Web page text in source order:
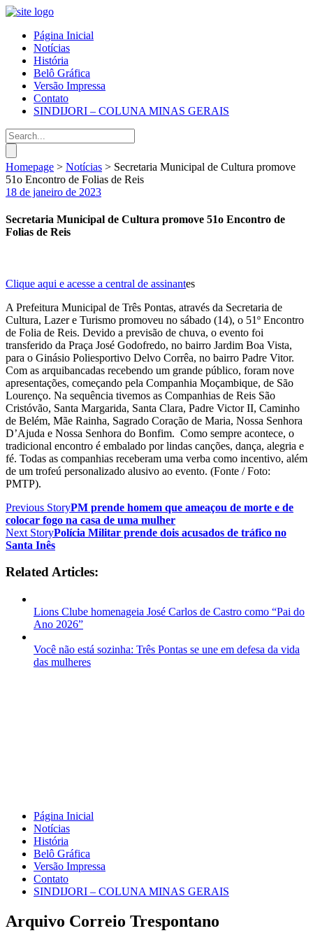
Página Inicial
Notícias
História
Belô Gráfica
Versão Impressa
Contato
SINDIJORI – COLUNA MINAS GERAIS
Homepage > Notícias > Secretaria Municipal de Cultura promove
51o Encontro de Folias de Reis
18 de janeiro de 2023
Secretaria Municipal de Cultura promove 51o Encontro de
Folias de Reis
Clique aqui e acesse a central de assinantes
A Prefeitura Municipal de Três Pontas, através da Secretaria de
Cultura, Lazer e Turismo promoveu no sábado (14), o 51º Encontro
de Folia de Reis. Devido a previsão de chuva, o evento foi
transferido da Praça José Godofredo, no bairro Jardim Boa Vista,
para o Ginásio Poliesportivo Delvo Corrêa, no bairro Padre Vitor.
Com as arquibancadas recebendo um grande público, foram nove
apresentações, começando pela Companhia Moçambique, de São
Lourenço. Na sequência tivemos as Companhias de Reis São
Cristóvão, Santa Margarida, Santa Clara, Padre Victor II, Caminho
de Belém, Mãe Rainha, Sagrado Coração de Maria, Nossa Senhora
D’Ajuda e Nossa Senhora do Bonfim. Como sempre acontece, o
tradicional encontro é embalado por lindas canções, dança, alegria e
fé. Todas as companhias receberam uma verba como incentivo, além
de um trofeú personalizado alusivo ao evento. (Fonte / Foto:
PMTP).
Previous StoryPM prende homem que ameaçou de morte e de
colocar fogo na casa de uma mulher
Next StoryPolícia Militar prende dois acusados de tráfico no
Santa Inês
Related Articles:
Lions Clube homenageia José Carlos de Castro como “Pai do
Ano 2026”
Você não está sozinha: Três Pontas se une em defesa da vida
das mulheres
Página Inicial
Notícias
História
Belô Gráfica
Versão Impressa
Contato
SINDIJORI – COLUNA MINAS GERAIS
Arquivo Correio Trespontano